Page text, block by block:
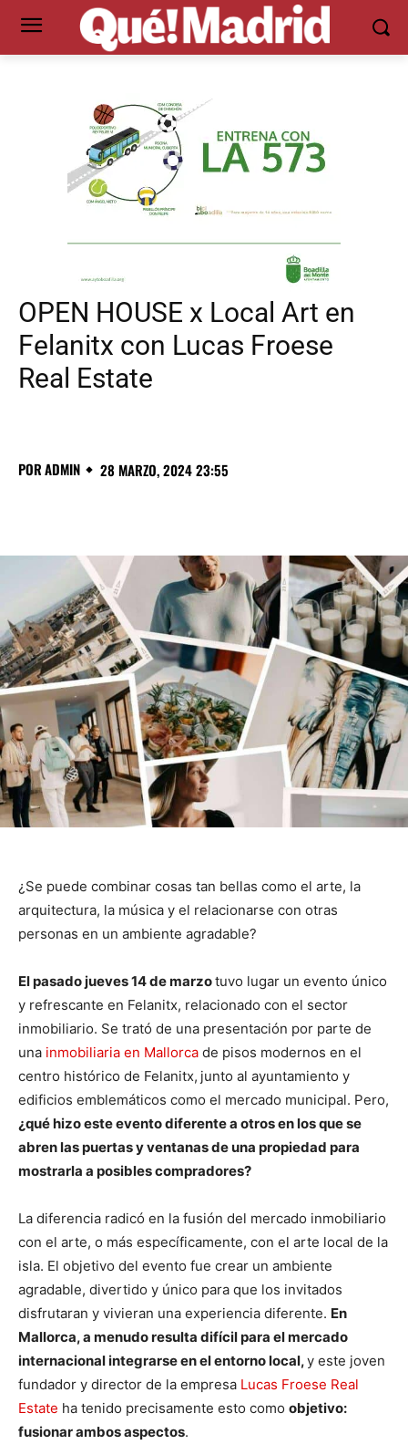
OPEN HOUSE x Local Art en
Felanitx con Lucas Froese
Real Estate
PORADMIN 28 MARZO, 2024 23:55
¿Se puede combinar cosas tan bellas como el arte, la
arquitectura, la música y el relacionarse con otras
personas en un ambiente agradable?
El pasado jueves 14 de marzotuvo lugar un evento único
y refrescante en Felanitx, relacionado con el sector
inmobiliario. Se trató de una presentación por parte de
una inmobiliaria en Mallorca de pisos modernos en el
centro histórico de Felanitx, junto al ayuntamiento y
edificios emblemáticos como el mercado municipal. Pero,
¿qué hizo este evento diferente a otros en los que se
abren las puertas y ventanas de una propiedad para
mostrarla a posibles compradores?
La diferencia radicó en la fusión del mercado inmobiliario
con el arte, o más específicamente, con el arte local de la
isla. El objetivo del evento fue crear un ambiente
agradable, divertido y único para que los invitados
disfrutaran y vivieran una experiencia diferente. En
Mallorca, a menudo resulta difícil para el mercado
internacional integrarse en el entorno local,y este joven
fundador y director de la empresa Lucas Froese Real
Estate ha tenido precisamente esto como objetivo:
fusionar ambos aspectos.